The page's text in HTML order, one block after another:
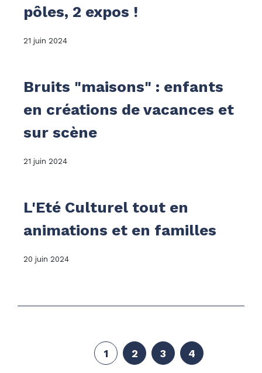
pôles, 2 expos !
21 juin 2024
Bruits "maisons" : enfants
en créations de vacances et
sur scène
21 juin 2024
L'Eté Culturel tout en
animations et en familles
20 juin 2024
1 2 3 4